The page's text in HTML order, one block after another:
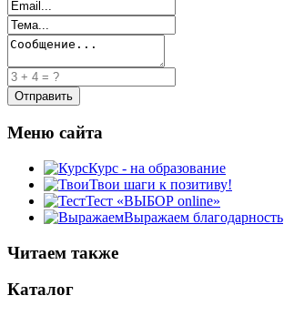
Меню сайта
Курс - на образование
Твои шаги к позитиву!
Тест «ВЫБОР online»
Выражаем благодарность
Читаем также
Каталог